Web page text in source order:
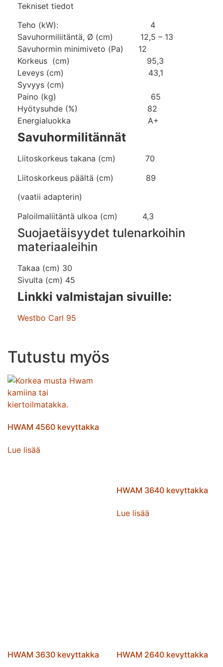
Tekniset tiedot
Teho (kW): 4
Savuhormiliitäntä, Ø (cm) 12,5 – 13
Savuhormin minimiveto (Pa) 12
Korkeus (cm) 95,3
Leveys (cm) 43,1
Syvyys (cm)
Paino (kg) 65
Hyötysuhde (%) 82
Energialuokka A+
Savuhormilitännät
Liitoskorkeus takana (cm) 70
Liitoskorkeus päältä (cm) 89
(vaatii adapterin)
Paloilmaliitäntä ulkoa (cm) 4,3
Suojaetäisyydet tulenarkoihin
materiaaleihin
Takaa (cm) 30
Sivulta (cm) 45
Linkki valmistajan sivuille:
Westbo Carl 95
Tutustu myös
HWAM 4560 kevyttakka
Lue lisää
HWAM 3640 kevyttakka
Lue lisää
HWAM 3630 kevyttakka HWAM 2640 kevyttakka